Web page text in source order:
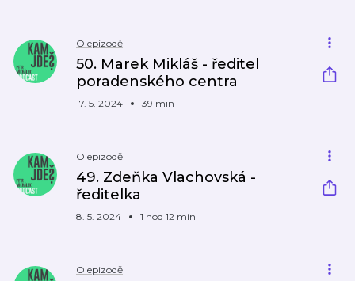
O epizodě
50. Marek Mikláš - ředitel
poradenského centra
17. 5. 2024 39 min
O epizodě
49. Zdeňka Vlachovská -
ředitelka
8. 5. 2024 1 hod 12 min
O epizodě